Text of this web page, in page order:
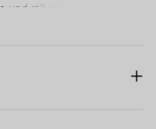
stilvolle Hose in der
Bund mit Tunnelzug und